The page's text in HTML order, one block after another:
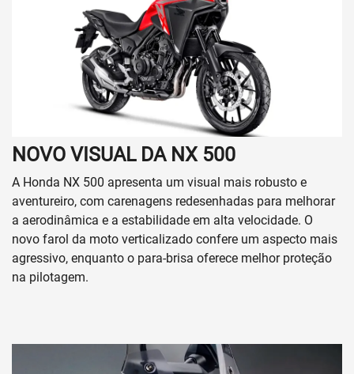
NOVO VISUAL DA NX 500
A Honda NX 500 apresenta um visual mais robusto e
aventureiro, com carenagens redesenhadas para melhorar
a aerodinâmica e a estabilidade em alta velocidade. O
novo farol da moto verticalizado confere um aspecto mais
agressivo, enquanto o para-brisa oferece melhor proteção
na pilotagem.